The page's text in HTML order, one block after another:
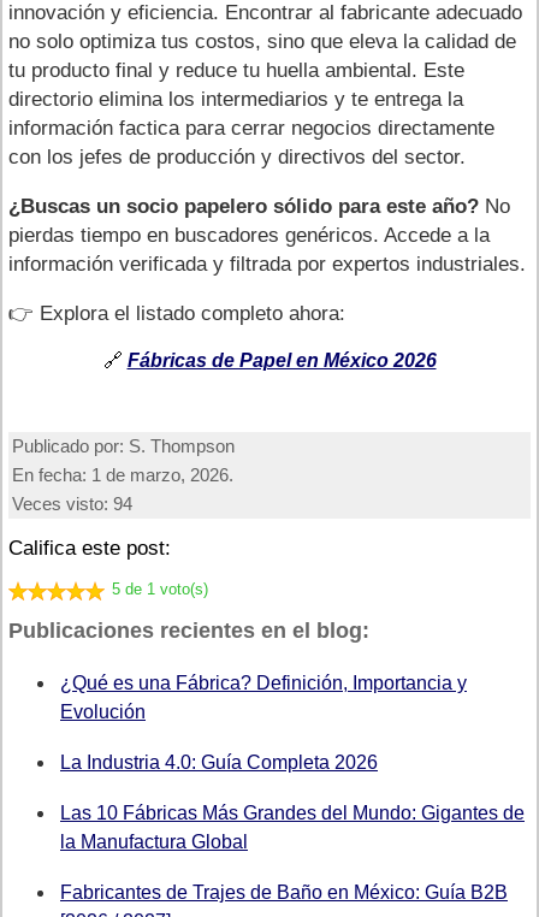
innovación y eficiencia. Encontrar al fabricante adecuado
no solo optimiza tus costos, sino que eleva la calidad de
tu producto final y reduce tu huella ambiental. Este
directorio elimina los intermediarios y te entrega la
información factica para cerrar negocios directamente
con los jefes de producción y directivos del sector.
¿Buscas un socio papelero sólido para este año? No
pierdas tiempo en buscadores genéricos. Accede a la
información verificada y filtrada por expertos industriales.
👉 Explora el listado completo ahora:
🔗 Fábricas de Papel en México 2026
Publicado por: S. Thompson
En fecha: 1 de marzo, 2026.
Veces visto: 94
Califica este post:
5 de 1 voto(s)
Publicaciones recientes en el blog:
¿Qué es una Fábrica? Definición, Importancia y
Evolución
La Industria 4.0: Guía Completa 2026
Las 10 Fábricas Más Grandes del Mundo: Gigantes de
la Manufactura Global
Fabricantes de Trajes de Baño en México: Guía B2B